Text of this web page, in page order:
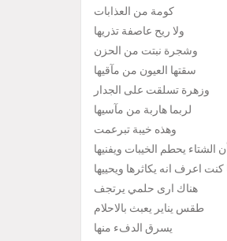
كومة من العذابات
ولا ريح عاصفة تذريها
وشجرة نبتت من الحزن
سقتها العيون من مآقيها
وزهرة تسلقت على الجدار
لربما هاربة من مآسيها
وهذه خيبة تبرعمت
الشتاء يحطم الخيبات ويفنيها
كنت اعرف انه يكاثرها ويحييها
هناك ارى حلمي يرتجف
طقس يناير يعبث بالاحلام
يسرق الدفء منها